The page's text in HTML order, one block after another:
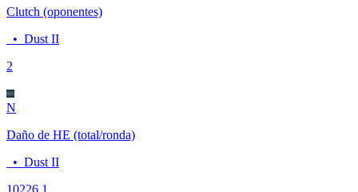
Clutch (oponentes)
• Dust II
2
N
Daño de HE (total/ronda)
• Dust II
10226.1